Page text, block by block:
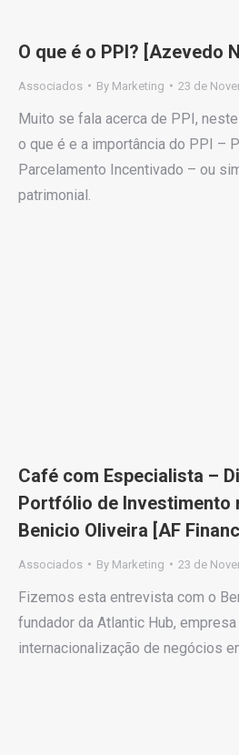
O que é o PPI? [Azevedo
Associados By Marketing 23 de
Muito se fala acerca de PPI,
o que é e a importância do PPI –
Parcelamento Incentivado – ou
patrimonial.
Café com Especialista –
Portfólio de Investimento
Benicio Oliveira [AF
Associados By Marketing 23 de
Fizemos esta entrevista com o
fundador da Atlantic Hub,
internacionalização de negócios